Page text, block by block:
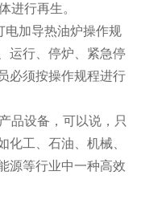
进行再生。
电加导热油炉操作规
运行、停炉、紧急停
必须按操作规程进行
品设备，可以说，只
化工、石油、机械、
源等行业中一种高效